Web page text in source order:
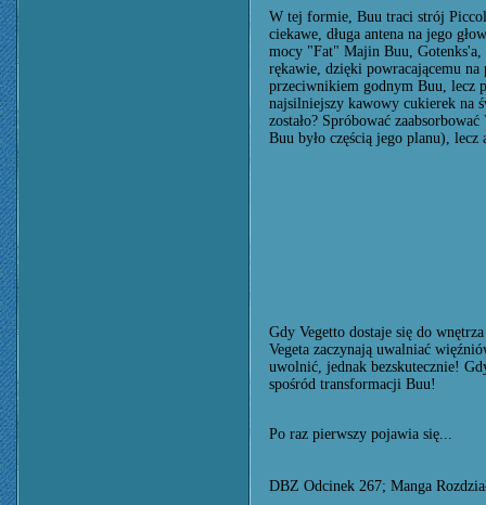
W tej formie, Buu traci strój
ciekawe, długa antena na jego
mocy "Fat" Majin Buu,
rękawie, dzięki powracającemu
przeciwnikiem godnym Buu, lecz
najsilniejszy kawowy cukierek na
zostało? Spróbować
Buu było częścią jego planu),
Gdy Vegetto dostaje się do
Vegeta zaczynają uwalniać
uwolnić, jednak bezskutecznie!
spośród transformacji Buu!
Po raz pierwszy pojawia się...
DBZ Odcinek 267; Manga